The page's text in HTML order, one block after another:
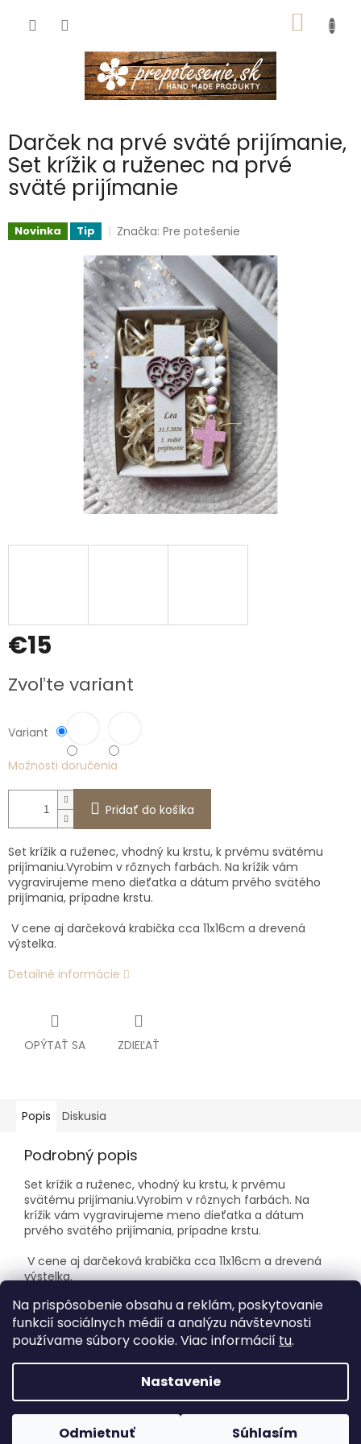
Na prispôsobenie obsahu a reklám, poskytovanie
funkcií sociálnych médií a analýzu návštevnosti
používame súbory cookie. Viac informácií tu.
Nastavenie
Odmietnuť Súhlasím
Vitajte na našej novej stránke. Produkty postupne
KOŠÍK
Darček na prvé sväté prijímanie,
Set krížik a ruženec na prvé
sväté prijímanie
Novinka Tip Značka:Pre potešenie
€15
cena:
Zvoľte variant
Variant
Možnosti doručenia
Pridať do košíka
Set krížik a ruženec, vhodný ku krstu, k prvému svätému
prijímaniu.Vyrobim v rôznych farbách. Na krížik vám
vygravirujeme meno dieťatka a dátum prvého svätého
prijímania, prípadne krstu.
V cene aj darčeková krabička cca 11x16cm a drevená
výstelka.
Detailné informácie
OPÝTAŤ SA ZDIEĽAŤ
Popis Diskusia
Podrobný popis
Set krížik a ruženec, vhodný ku krstu, k prvému
svätému prijímaniu.Vyrobim v rôznych farbách. Na
krížik vám vygravirujeme meno dieťatka a dátum
prvého svätého prijímania, prípadne krstu.
V cene aj darčeková krabička cca 11x16cm a drevená
výstelka.
Copyright 2026Pre potešenie. Všetky práva vyhradené.
Upraviť nastavenie cookies